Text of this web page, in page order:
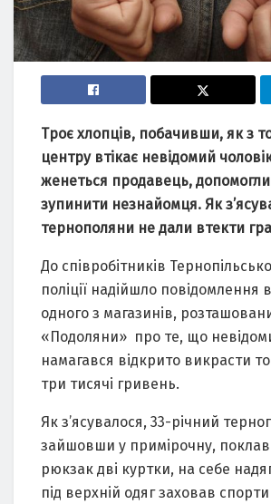
Троє хлопців, побачивши, як з
центру втікає невідомий
женеться продавець,
зупинити незнайомця. Як
тернополяни не дали втекти
До співробітників
поліції надійшло повідомлення
одного з магазинів,
«Подоляни» про те, що
намагався відкрито викрасти
три тисячі гривень.
Як з’ясувалося, 33-річний
зайшовши у примірочну, поклав
рюкзак дві куртки, на себе
під верхній одяг заховав